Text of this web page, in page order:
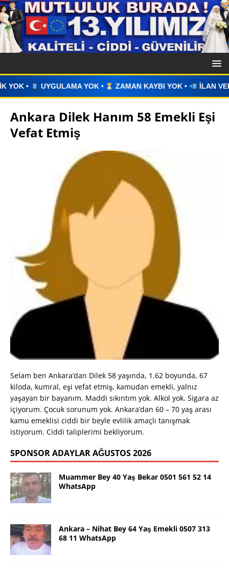
• ZAMAN KAYBI YOK • İLAN VERİN • WHATSAPP
Ankara Dilek Hanım 58 Emekli Eşi
Vefat Etmiş
Selam ben Ankara’dan Dilek 58 yaşında, 1.62 boyunda, 67
kiloda, kumral, eşi vefat etmiş, kamudan emekli, yalnız
yaşayan bir bayanım. Maddi sıkıntım yok. Alkol yok. Sigara az
içiyorum. Çocuk sorunum yok. Ankara’dan 60 – 70 yaş arası
kamu emeklisi ciddi bir beyle evlilik amaçlı tanışmak
istiyorum. Ciddi taliplerimi bekliyorum.
SPONSOR ADAYLAR AĞUSTOS 2026
Muammer Bey 40 Yaş Bekar 0501 561 52 14
WhatsApp
Ankara – Nihat Bey 64 Yaş Emekli 0507 313
68 11 WhatsApp